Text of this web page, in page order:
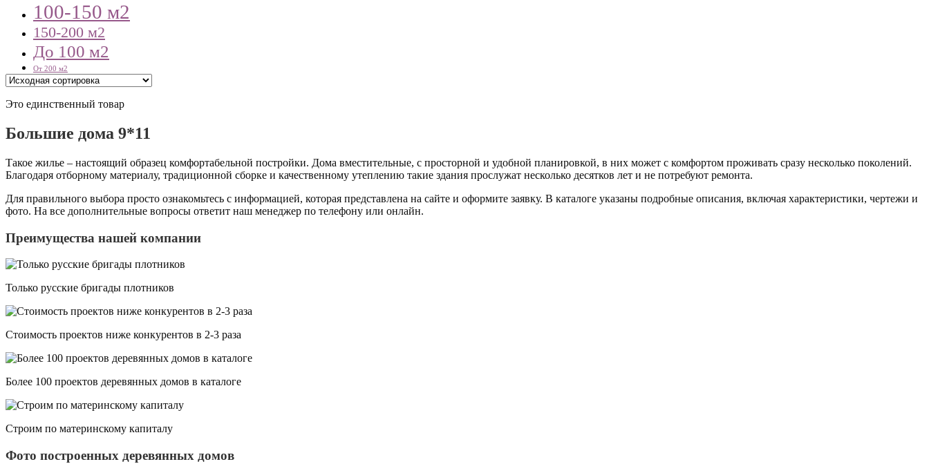
100-150 м2
150-200 м2
До 100 м2
От 200 м2
Это единственный товар
Большие дома 9*11
Такое жилье – настоящий образец комфортабельной постройки. Дома вместительные, с просторной и удобной планировкой, в них может с комфортом проживать сразу несколько поколений.
Благодаря отборному материалу, традиционной сборке и качественному утеплению такие здания прослужат несколько десятков лет и не потребуют ремонта.
Для правильного выбора просто ознакомьтесь с информацией, которая представлена на сайте и оформите заявку. В каталоге указаны подробные описания, включая характеристики, чертежи и
фото. На все дополнительные вопросы ответит наш менеджер по телефону или онлайн.
Преимущества нашей компании
Только русские бригады плотников
Стоимость проектов ниже конкурентов в 2-3 раза
Более 100 проектов деревянных домов в каталоге
Строим по материнскому капиталу
Фото построенных деревянных домов